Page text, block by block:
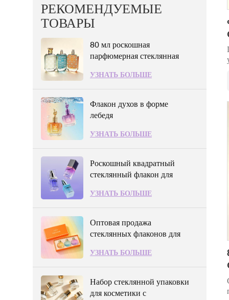
РЕКОМЕНДУЕМЫЕ
ТОВАРЫ
80 мл роскошная
парфюмерная стеклянная
УЗНАТЬ БОЛЬШЕ
Флакон духов в форме
лебедя
УЗНАТЬ БОЛЬШЕ
Роскошный квадратный
стеклянный флакон для
отделкой на плечах.
УЗНАТЬ БОЛЬШЕ
Оптовая продажа
стеклянных флаконов для
УЗНАТЬ БОЛЬШЕ
Набор стеклянной упаковки
для косметики с